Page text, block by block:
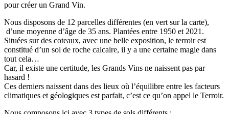
pour créer un Grand Vin.
Nous disposons de 12 parcelles différentes (en vert sur la carte),
d’une moyenne d’âge de 35 ans. Plantées entre 1950 et 2021.
Situées sur des coteaux, avec une belle exposition, le terroir est
constitué d’un sol de roche calcaire, il y a une certaine magie dans
tout cela…
Car, il existe une certitude, les Grands Vins ne naissent pas par
hasard !
Ces derniers naissent dans des lieux où l’équilibre entre les facteurs
climatiques et géologiques est parfait, c’est ce qu’on appel le Terroir.